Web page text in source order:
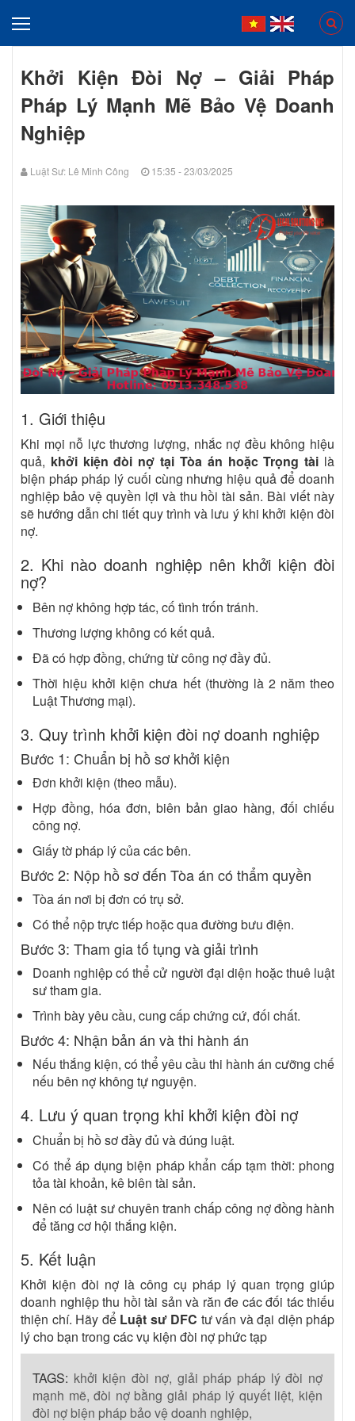
Khởi Kiện Đòi Nợ – Giải Pháp
Pháp Lý Mạnh Mẽ Bảo Vệ Doanh
Nghiệp
Luật Sư: Lê Minh Công 15:35 - 23/03/2025
1. Giới thiệu
Khi mọi nỗ lực thương lượng, nhắc nợ đều không hiệu
quả, khởi kiện đòi nợ tại Tòa án hoặc Trọng tài là
biện pháp pháp lý cuối cùng nhưng hiệu quả để doanh
nghiệp bảo vệ quyền lợi và thu hồi tài sản. Bài viết này
sẽ hướng dẫn chi tiết quy trình và lưu ý khi khởi kiện đòi
nợ.
2. Khi nào doanh nghiệp nên khởi kiện đòi
nợ?
Bên nợ không hợp tác, cố tình trốn tránh.
Thương lượng không có kết quả.
Đã có hợp đồng, chứng từ công nợ đầy đủ.
Thời hiệu khởi kiện chưa hết (thường là 2 năm theo
Luật Thương mại).
3. Quy trình khởi kiện đòi nợ doanh nghiệp
Bước 1: Chuẩn bị hồ sơ khởi kiện
Đơn khởi kiện (theo mẫu).
Hợp đồng, hóa đơn, biên bản giao hàng, đối chiếu
công nợ.
Giấy tờ pháp lý của các bên.
Bước 2: Nộp hồ sơ đến Tòa án có thẩm quyền
Tòa án nơi bị đơn có trụ sở.
Có thể nộp trực tiếp hoặc qua đường bưu điện.
Bước 3: Tham gia tố tụng và giải trình
Doanh nghiệp có thể cử người đại diện hoặc thuê luật
sư tham gia.
Trình bày yêu cầu, cung cấp chứng cứ, đối chất.
Bước 4: Nhận bản án và thi hành án
Nếu thắng kiện, có thể yêu cầu thi hành án cưỡng chế
nếu bên nợ không tự nguyện.
4. Lưu ý quan trọng khi khởi kiện đòi nợ
Chuẩn bị hồ sơ đầy đủ và đúng luật.
Có thể áp dụng biện pháp khẩn cấp tạm thời: phong
tỏa tài khoản, kê biên tài sản.
Nên có luật sư chuyên tranh chấp công nợ đồng hành
để tăng cơ hội thắng kiện.
5. Kết luận
Khởi kiện đòi nợ là công cụ pháp lý quan trọng giúp
doanh nghiệp thu hồi tài sản và răn đe các đối tác thiếu
thiện chí. Hãy để Luật sư DFC tư vấn và đại diện pháp
lý cho bạn trong các vụ kiện đòi nợ phức tạp
TAGS: khởi kiện đòi nợ, giải pháp pháp lý đòi nợ
mạnh mẽ, đòi nợ bằng giải pháp lý quyết liệt, kiện
đòi nợ biện pháp bảo vệ doanh nghiệp,